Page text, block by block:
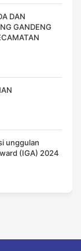
DAN
GANDENG
unggulan
(IGA) 2024